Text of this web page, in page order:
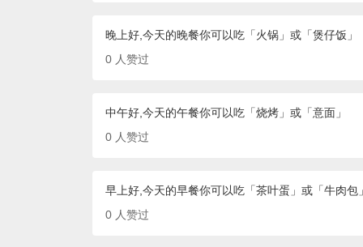
晚上好,今天的晚餐你可以吃「火锅」或「煲仔饭」
0 人赞过
中午好,今天的午餐你可以吃「烧烤」或「意面」
0 人赞过
早上好,今天的早餐你可以吃「茶叶蛋」或「牛肉包
0 人赞过